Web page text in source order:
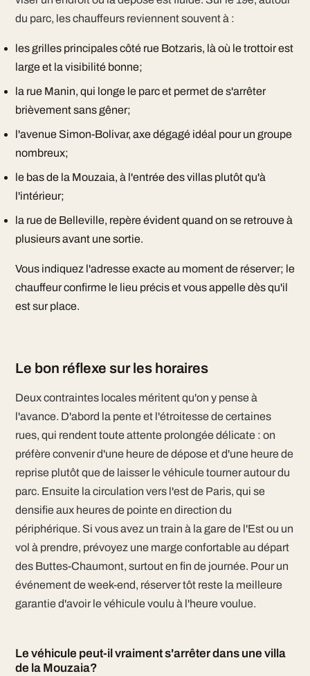
du parc, les chauffeurs reviennent souvent à :
les grilles principales côté rue Botzaris, là où le trottoir est
large et la visibilité bonne;
la rue Manin, qui longe le parc et permet de s'arrêter
brièvement sans gêner;
l'avenue Simon-Bolivar, axe dégagé idéal pour un groupe
nombreux;
le bas de la Mouzaia, à l'entrée des villas plutôt qu'à
l'intérieur;
la rue de Belleville, repère évident quand on se retrouve à
plusieurs avant une sortie.
Vous indiquez l'adresse exacte au moment de réserver; le
chauffeur confirme le lieu précis et vous appelle dès qu'il
est sur place.
Le bon réflexe sur les horaires
Deux contraintes locales méritent qu'on y pense à
l'avance. D'abord la pente et l'étroitesse de certaines
rues, qui rendent toute attente prolongée délicate : on
préfère convenir d'une heure de dépose et d'une heure de
reprise plutôt que de laisser le véhicule tourner autour du
parc. Ensuite la circulation vers l'est de Paris, qui se
densifie aux heures de pointe en direction du
périphérique. Si vous avez un train à la gare de l'Est ou un
vol à prendre, prévoyez une marge confortable au départ
des Buttes-Chaumont, surtout en fin de journée. Pour un
événement de week-end, réserver tôt reste la meilleure
garantie d'avoir le véhicule voulu à l'heure voulue.
Le véhicule peut-il vraiment s'arrêter dans une villa
de la Mouzaia?